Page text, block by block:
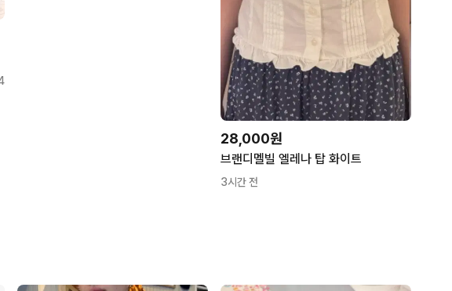
28,000원
브랜디멜빌 엘레나 탑 화이트
3시간 전